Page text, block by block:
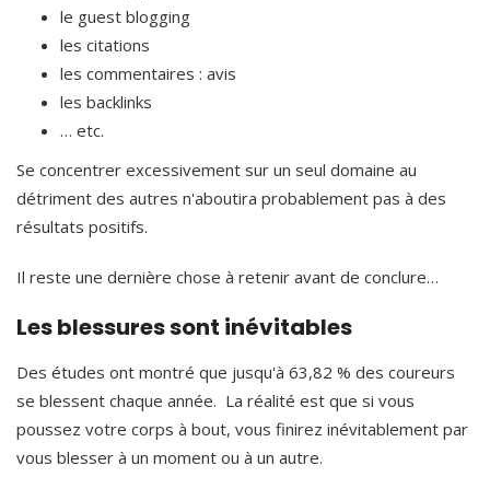
le guest blogging
les citations
les commentaires : avis
les backlinks
… etc.
Se concentrer excessivement sur un seul domaine au
détriment des autres n'aboutira probablement pas à des
résultats positifs.
Il reste une dernière chose à retenir avant de conclure…
Les blessures sont inévitables
Des études ont montré que jusqu'à 63,82 % des coureurs
se blessent chaque année. La réalité est que si vous
poussez votre corps à bout, vous finirez inévitablement par
vous blesser à un moment ou à un autre.